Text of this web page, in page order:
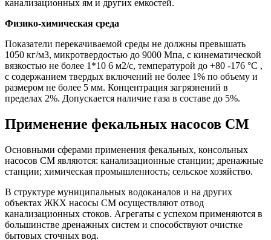
канализационных ям и других емкостей.
Физико-химическая среда
Показатели перекачиваемой среды не должны превышать
1050 кг/м3, микротвердостью до 9000 Мпа, с кинематической
вязкостью не более 1*10 6 м2/с, температурой до +80 -176 °С ,
с содержанием твердых включений не более 1% по объему и
размером не более 5 мм. Концентрация загрязнений в
пределах 2%. Допускается наличие газа в составе до 5%.
Применение фекальных насосов СМ
Основными сферами применения фекальных, консольных
насосов СМ являются: канализационные станции; дренажные
станции; химическая промышленность; сельское хозяйство.
В структуре муниципальных водоканалов и на других
объектах ЖКХ насосы СМ осуществляют отвод
канализационных стоков. Агрегаты с успехом применяются в
большинстве дренажных систем и способствуют очистке
бытовых сточных вод.